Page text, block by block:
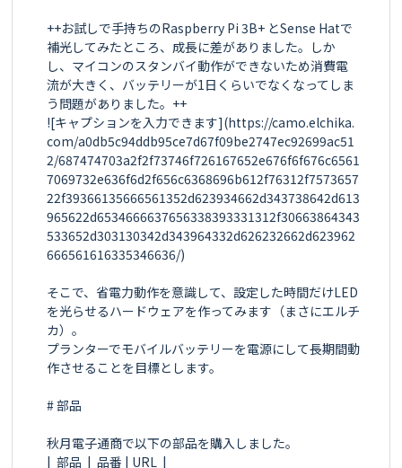
++お試しで手持ちのRaspberry Pi 3B+ とSense Hatで
補光してみたところ、成長に差がありました。しか
し、マイコンのスタンバイ動作ができないため消費電
流が大きく、バッテリーが1日くらいでなくなってしま
う問題がありました。++
![キャプションを入力できます](https://camo.elchika.
com/a0db5c94ddb95ce7d67f09be2747ec92699ac51
2/687474703a2f2f73746f726167652e676f6f676c6561
7069732e636f6d2f656c6368696b612f76312f7573657
22f39366135666561352d623934662d343738642d613
965622d6534666637656338393331312f30663864343
533652d303130342d343964332d626232662d623962
666561616335346636/)
そこで、省電力動作を意識して、設定した時間だけLED
を光らせるハードウェアを作ってみます（まさにエルチ
カ）。
プランターでモバイルバッテリーを電源にして長期間動
作させることを目標とします。
# 部品
秋月電子通商で以下の部品を購入しました。
|  部品  |  品番 | URL  |